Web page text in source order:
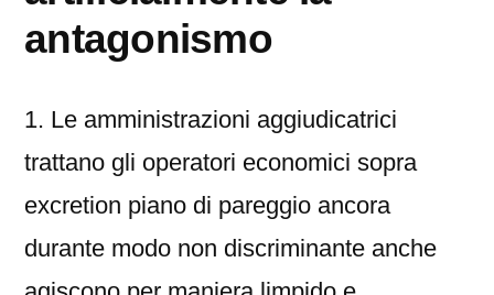
antagonismo
1. Le amministrazioni aggiudicatrici
trattano gli operatori economici sopra
excretion piano di pareggio ancora
durante modo non discriminante anche